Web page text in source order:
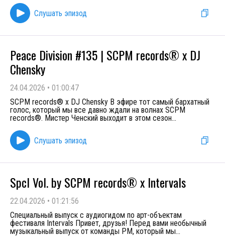
Слушать эпизод
Peace Division #135 | SCPM records® x DJ
Chensky
24.04.2026 • 01:00:47
SCPM records® x DJ Chensky В эфире тот самый бархатный
голос, который мы все давно ждали на волнах SCPM
records®. Мистер Ченский выходит в этом сезон...
Слушать эпизод
Spcl Vol. by SCPM records® x Intervals
22.04.2026 • 01:21:56
Специальный выпуск с аудиогидом по арт-объектам
фестиваля Intervals Привет, друзья! Перед вами необычный
музыкальный выпуск от команды PM, который мы...